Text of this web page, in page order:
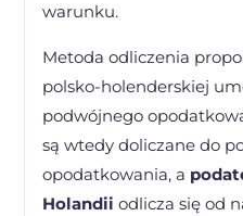
warunku.
Metoda odliczenia
polsko-holenderskiej
podwójnego
są wtedy doliczane do
opodatkowania, a
Holandii odlicza się od